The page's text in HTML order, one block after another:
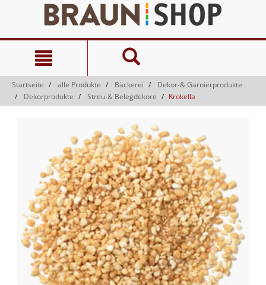
springen
Navigationsmenü
springen
Startseite alle Produkte Bäckerei
Dekor-& Garnierprodukte
Dekorprodukte
Streu-& Belegdekore Krokella